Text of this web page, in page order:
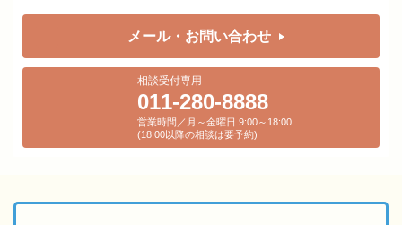
メール・お問い合わせ
相談受付専用
011-280-8888
営業時間／月～金曜日 9:00～18:00
(18:00以降の相談は要予約)